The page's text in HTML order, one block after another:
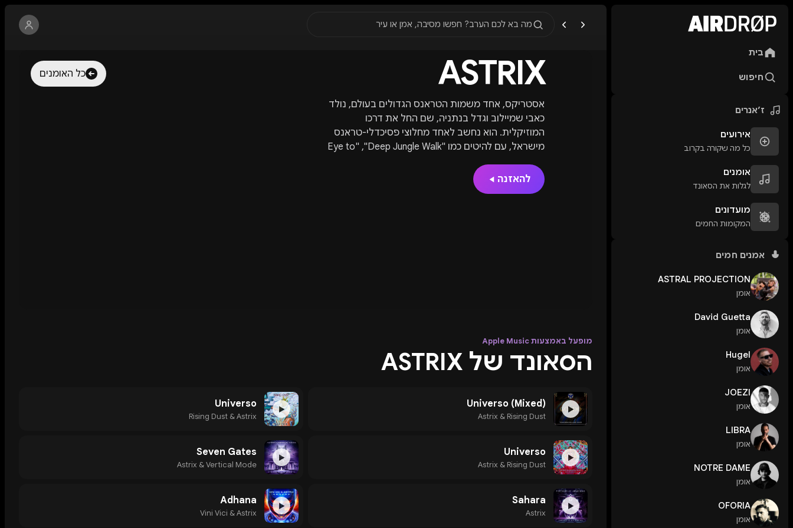
בית
חיפוש
ז׳אנרים
אירועים
כל מה שקורה בקרוב
אומנים
לגלות את הסאונד
מועדונים
המקומות החמים
אמנים חמים
ASTRAL PROJECTION
אומן
David Guetta
אומן
Hugel
אומן
JOEZI
אומן
LIBRA
אומן
NOTRE DAME
אומן
OFORIA
אומן
מה בא לכם הערב? חפשו מסיבה, אמן או עיר
כל האומנים ASTRIX
אסטריקס, אחד משמות הטראנס הגדולים בעולם, נולד
כאבי שמיילוב וגדל בנתניה, שם החל את דרכו
המוזיקלית. הוא נחשב לאחד מחלוצי פסיכדלי-טראנס
מישראל, עם להיטים כמו "Deep Jungle Walk", ‏"Eye to
לזירה הבינלאומית. במהלך הקריירה שלו הופיע על
הבמות הגדולות ביותר בעולם – האוזורה בהונגריה, הבום
להאזנה
מופעל באמצעות Apple Music
הסאונד של ASTRIX
▶
Universo (Mixed)
Astrix & Rising Dust
▶
Universo
Rising Dust & Astrix
▶
Universo
Astrix & Rising Dust
▶
Seven Gates
Astrix & Vertical Mode
▶
Sahara
Astrix
▶
Adhana
Vini Vici & Astrix
🎶מועדונים ✈️חו״ל